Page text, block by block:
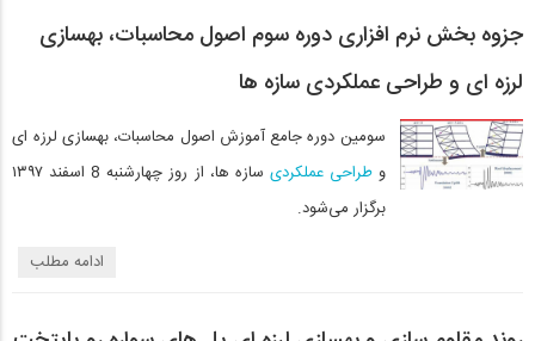
جزوه بخش نرم افزاری دوره سوم اصول محاسبات، بهسازی
لرزه ای و طراحی عملکردی سازه ها
سومین دوره جامع آموزش اصول محاسبات، بهسازی لرزه ای
وطراحی عملکردی
سازه ها، از روز چهارشنبه 8 اسفند ۱۳۹۷
برگزار می‌شود.
ادامه مطلب